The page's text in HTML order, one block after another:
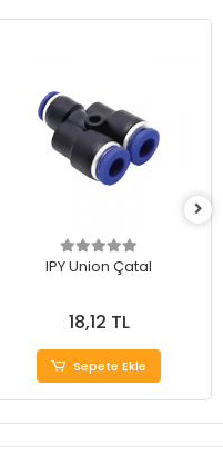
IPY Union Çatal
18,12 TL
Sepete Ekle